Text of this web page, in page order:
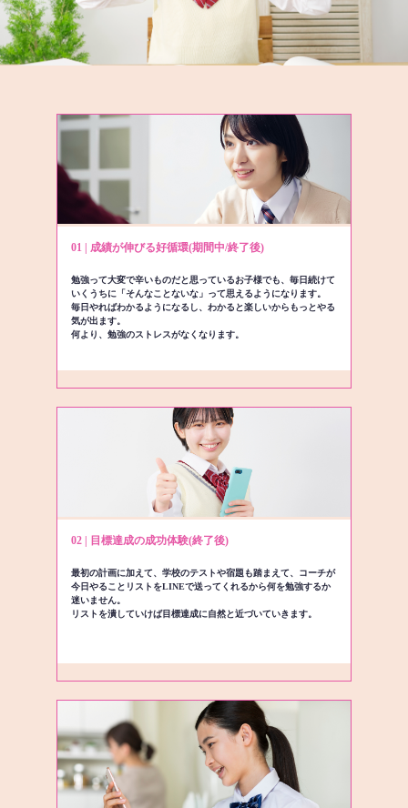
01 | 成績が伸びる好循環(期間中/終了後)
勉強って大変で辛いものだと思っているお子様でも、毎日続けて
いくうちに「そんなことないな」って思えるようになります。
毎日やればわかるようになるし、わかると楽しいからもっとやる
気が出ます。
何より、勉強のストレスがなくなります。
02 | 目標達成の成功体験(終了後)
最初の計画に加えて、学校のテストや宿題も踏まえて、コーチが
今日やることリストをLINEで送ってくれるから何を勉強するか
迷いません。
リストを潰していけば目標達成に自然と近づいていきます。